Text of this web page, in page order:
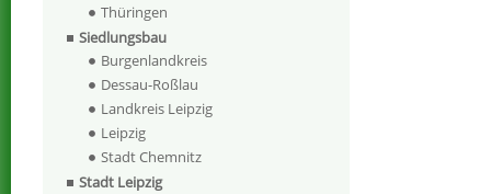
Thüringen
Siedlungsbau
Burgenlandkreis
Dessau-Roßlau
Landkreis Leipzig
Leipzig
Stadt Chemnitz
Stadt Leipzig